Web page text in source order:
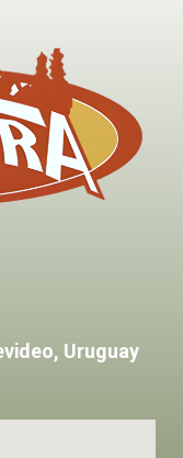
Uruguay